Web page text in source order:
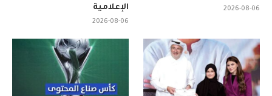
الإعلامية
2026-08-06
2026-08-06